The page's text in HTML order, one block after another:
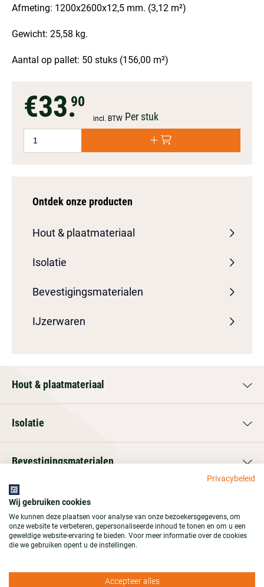
Afmeting: 1200x2600x12,5 mm. (3,12 m²)
Gewicht: 25,58 kg.
Aantal op pallet: 50 stuks (156,00 m²)
€33.90
incl. BTW Per stuk
Ontdek onze producten
Hout & plaatmateriaal
Isolatie
Bevestigingsmaterialen
IJzerwaren
Hout & plaatmateriaal
Isolatie
Bevestigingsmaterialen
IJzerwaren
Adres
OSBcenter.nl is een onderdeel vanStemid Bouwstoffen B.V.
Privacybeleid
Wij gebruiken cookies
We kunnen deze plaatsen voor analyse van onze bezoekersgegevens, om
onze website te verbeteren, gepersonaliseerde inhoud te tonen en om u een
geweldige website-ervaring te bieden. Voor meer informatie over de cookies
die we gebruiken opent u de instellingen.
Accepteer alles